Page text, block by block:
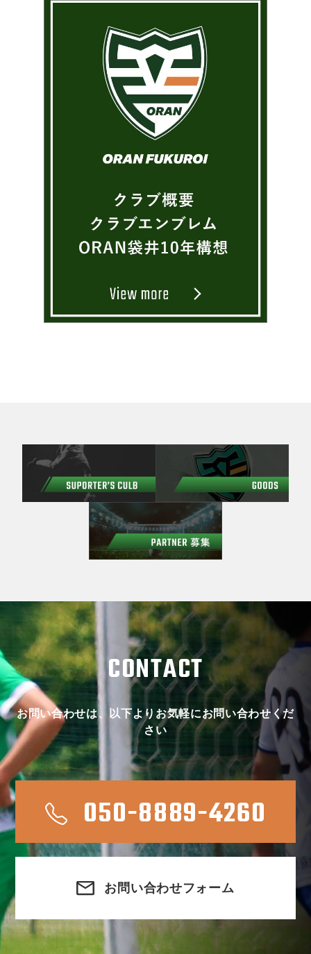
CONTACT
お問い合わせは、以下よりお気軽にお問い合わせくだ
さい
050-8889-4260
お問い合わせフォーム